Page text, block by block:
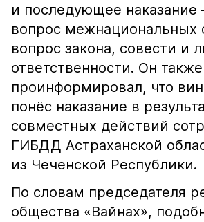
и последующее наказание
вопрос межнациональных
вопрос закона, совести и
ответственности. Он также
проинформировал, что
понёс наказание в
совместных действий
ГИБДД Астраханской
из Чеченской Республики.
По словам председателя
общества «Вайнах»,